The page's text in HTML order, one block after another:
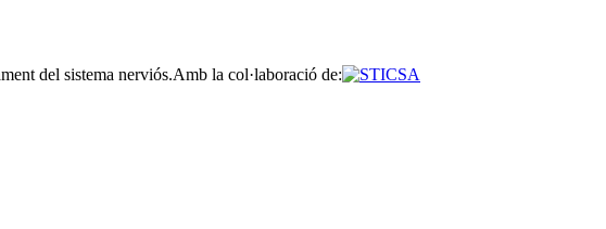
del sistema nerviós.Amb la col·laboració de: